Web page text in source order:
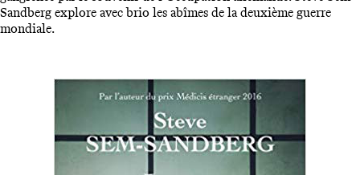
Sandberg explore avec brio les abîmes de la deuxième guerre
mondiale.